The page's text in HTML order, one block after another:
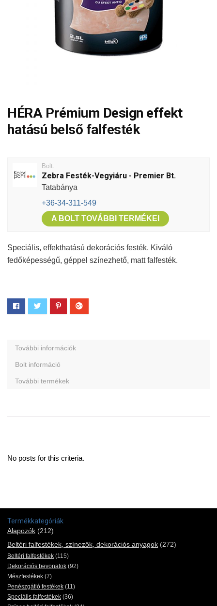
HÉRA Prémium Design effekt
hatású belső falfesték
Bolt:
Zebra Festék-Vegyiáru - Premier Bt.
Tatabánya
+36-34-311-549
A BOLT TOVÁBBI TERMÉKEI
Speciális, effekthatású dekorációs festék. Kiváló
fedőképességű, géppel színezhető, matt falfesték.
További információk
Bolt információ
További termékek
No posts for this criteria.
Termékkategóriák
Alapozók (212)
Beltéri falfestékek, színezők, dekorációs anyagok (272)
Beltéri falfestékek (115)
Dekorációs bevonatok (92)
Mészfestékek (7)
Penészgátló festékek (11)
Speciális falfestékek (36)